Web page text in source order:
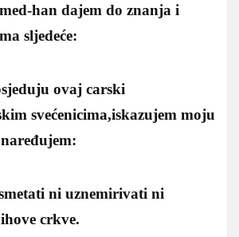
han dajem do znanja i
sljedeće:
ovaj carski
svećenicima,iskazujem moju
ni uznemirivati ni
crkve.